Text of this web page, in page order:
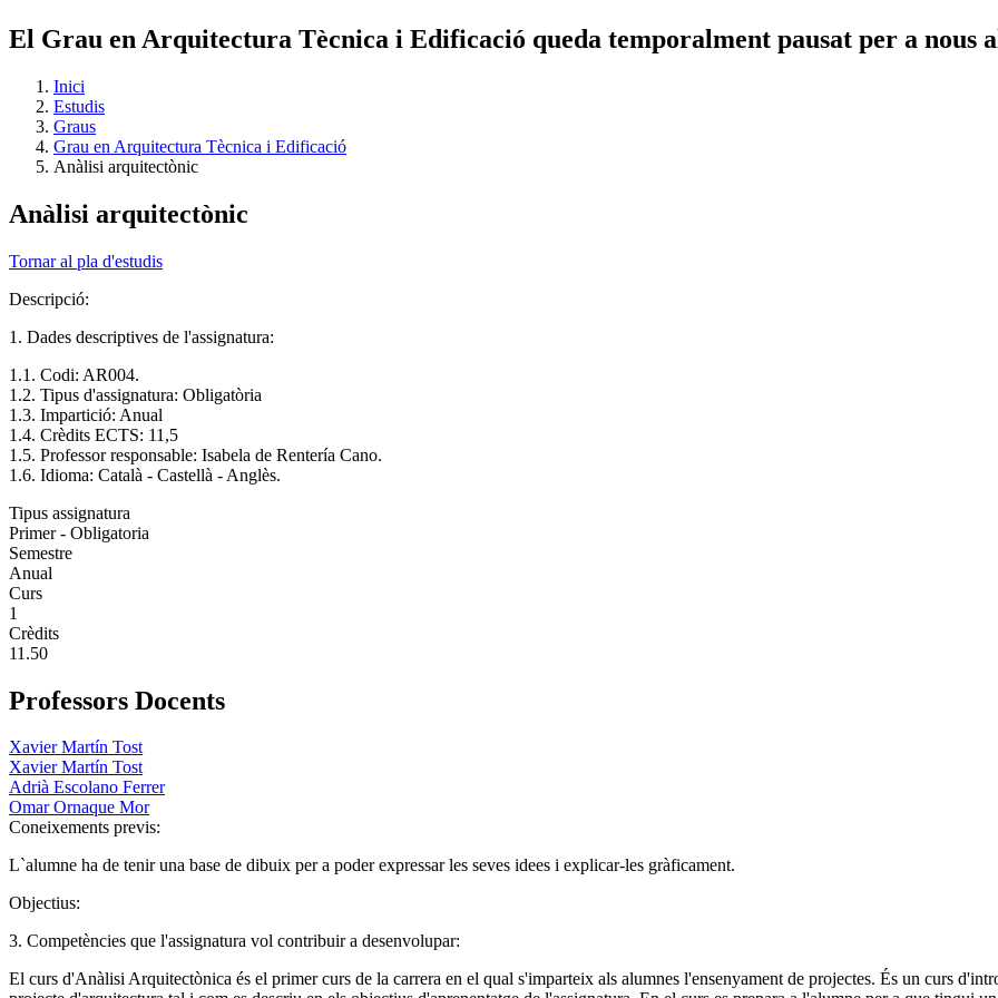
El Grau en Arquitectura Tècnica i Edificació queda temporalment pausat per a nous
Inici
Estudis
Graus
Grau en Arquitectura Tècnica i Edificació
Anàlisi arquitectònic
Anàlisi arquitectònic
Tornar al pla d'estudis
Descripció:
1. Dades descriptives de l'assignatura:
1.1. Codi: AR004.
1.2. Tipus d'assignatura: Obligatòria
1.3. Impartició: Anual
1.4. Crèdits ECTS: 11,5
1.5. Professor responsable: Isabela de Rentería Cano.
1.6. Idioma: Català - Castellà - Anglès.
Tipus assignatura
Primer - Obligatoria
Semestre
Anual
Curs
1
Crèdits
11.50
Professors Docents
Xavier Martín Tost
Xavier Martín Tost
Adrià Escolano Ferrer
Omar Ornaque Mor
Coneixements previs:
L`alumne ha de tenir una base de dibuix per a poder expressar les seves idees i explicar-les gràficament.
Objectius:
3. Competències que l'assignatura vol contribuir a desenvolupar:
El curs d'Anàlisi Arquitectònica és el primer curs de la carrera en el qual s'imparteix als alumnes l'ensenyament de projectes. És un curs